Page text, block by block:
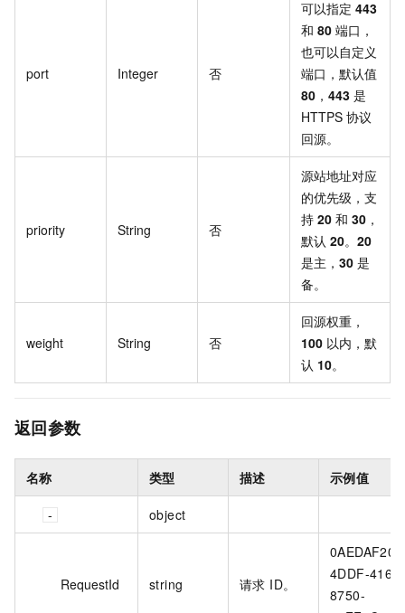
port Integer 否
可以指定 443
和 80 端口，
也可以自定义
端口，默认值
80 ， 443 是
HTTPS 协议
回源。
priority String 否
源站地址对应
的优先级，支
持 20 和 30 ，
默认 20。 20
是主， 30 是
备。
weight String 否
回源权重，
100 以内，默
认 10。
返回参数
名称 类型 描述 示例值
object
RequestId string 请求 ID。
0AEDAF20-
4DDF-4165-
8750-